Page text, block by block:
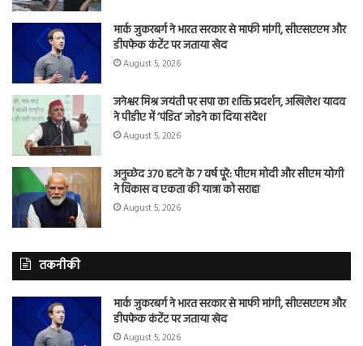
मार्क जुकरबर्ग ने भारत सरकार से माफी मांगी, सीएसएएम और
डीपफेक कंटेंट पर जताया खेद
August 5, 2026
जनेश्वर मिश्र जयंती पर सपा का शक्ति प्रदर्शन, अखिलेश यादव
ने पीडीए में ‘पंडित’ जोड़ने का दिया संदेश
August 5, 2026
अनुच्छेद 370 हटने के 7 वर्ष पूरे: पीएम मोदी और सीएम योगी
ने विकास व एकता की यात्रा को सराहा
August 5, 2026
तकनीकी
मार्क जुकरबर्ग ने भारत सरकार से माफी मांगी, सीएसएएम और
डीपफेक कंटेंट पर जताया खेद
August 5, 2026